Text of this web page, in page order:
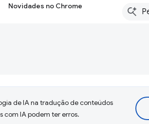
Novidades no Chrome
de IA na tradução de conteúdos
com IA podem ter erros.